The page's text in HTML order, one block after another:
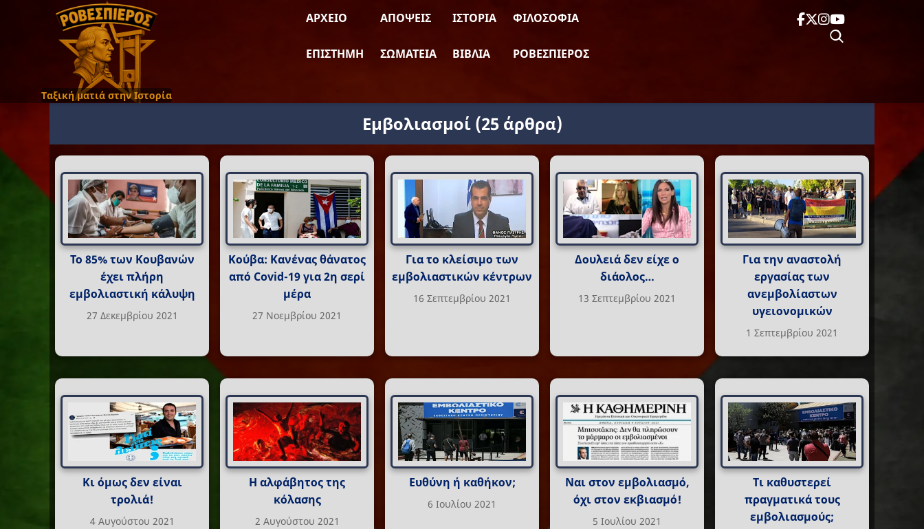
Ταξική ματιά στην Ιστορία
ΑΡΧΕΊΟ ΑΠΌΨΕΙΣ ΙΣΤΟΡΊΑ ΦΙΛΟΣΟΦΊΑ
ΕΠΙΣΤΉΜΗ ΣΩΜΑΤΕΊΑ ΒΙΒΛΊΑ ΡΟΒΕΣΠΙΈΡΟΣ
Εμβολιασμοί (25 άρθρα)
Το 85% των Κουβανών
έχει πλήρη
εμβολιαστική κάλυψη
27 Δεκεμβρίου 2021
Κούβα: Κανένας θάνατος
από Covid-19 για 2η σερί
μέρα
27 Νοεμβρίου 2021
Για το κλείσιμο των
εμβολιαστικών κέντρων
16 Σεπτεμβρίου 2021
Δουλειά δεν είχε ο
διάολος…
13 Σεπτεμβρίου 2021
Για την αναστολή
εργασίας των
ανεμβολίαστων
υγειονομικών
1 Σεπτεμβρίου 2021
Κι όμως δεν είναι
τρολιά!
4 Αυγούστου 2021
Η αλφάβητος της
κόλασης
2 Αυγούστου 2021
Ευθύνη ή καθήκον;
6 Ιουλίου 2021
Ναι στον εμβολιασμό,
όχι στον εκβιασμό!
5 Ιουλίου 2021
Τι καθυστερεί
πραγματικά τους
εμβολιασμούς;